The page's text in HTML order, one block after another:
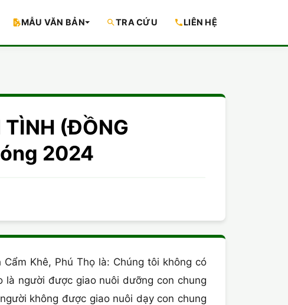
MẪU VĂN BẢN TRA CỨU LIÊN HỆ
(ĐỒNG
2024
Khê, Phú Thọ là: Chúng tôi không có
là người được giao nuôi dưỡng con chung
không được giao nuôi dạy con chung